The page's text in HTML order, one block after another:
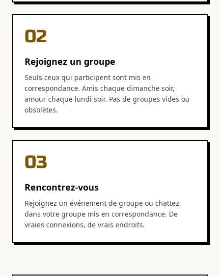
02
Rejoignez un groupe
Seuls ceux qui participent sont mis en
correspondance. Amis chaque dimanche soir,
amour chaque lundi soir. Pas de groupes vides ou
obsolètes.
03
Rencontrez-vous
Rejoignez un événement de groupe ou chattez
dans votre groupe mis en correspondance. De
vraies connexions, de vrais endroits.